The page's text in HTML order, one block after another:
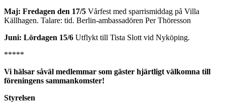
Maj: Fredagen den 17/5 Vårfest med sparrismiddag på Villa
Källhagen. Talare: tid. Berlin-ambassadören Per Thöresson
Juni: Lördagen 15/6 Utflykt till Tista Slott vid Nyköping.
*****
Vi hälsar såväl medlemmar som gäster hjärtligt välkomna till
föreningens sammankomster!
Styrelsen